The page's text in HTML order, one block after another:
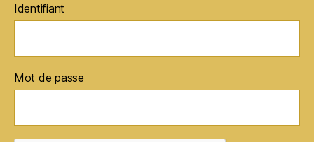
Identifiant
Mot de passe